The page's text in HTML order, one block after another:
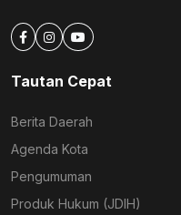
Tautan Cepat
Berita Daerah
Agenda Kota
Pengumuman
Produk Hukum (JDIH)